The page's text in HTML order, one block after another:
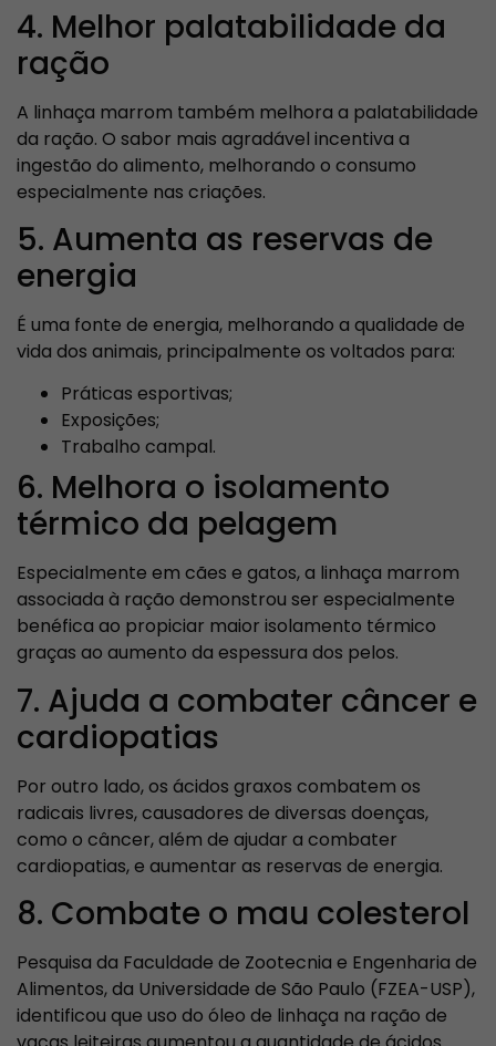
4. Melhor palatabilidade da
ração
A linhaça marrom também melhora a palatabilidade
da ração. O sabor mais agradável incentiva a
ingestão do alimento, melhorando o consumo
especialmente nas criações.
5. Aumenta as reservas de
energia
É uma fonte de energia, melhorando a qualidade de
vida dos animais, principalmente os voltados para:
Práticas esportivas;
Exposições;
Trabalho campal.
6. Melhora o isolamento
térmico da pelagem
Especialmente em cães e gatos, a linhaça marrom
associada à ração demonstrou ser especialmente
benéfica ao propiciar maior isolamento térmico
graças ao aumento da espessura dos pelos.
7. Ajuda a combater câncer e
cardiopatias
Por outro lado, os ácidos graxos combatem os
radicais livres, causadores de diversas doenças,
como o câncer, além de ajudar a combater
cardiopatias, e aumentar as reservas de energia.
8. Combate o mau colesterol
Pesquisa da Faculdade de Zootecnia e Engenharia de
Alimentos, da Universidade de São Paulo (FZEA-USP),
identificou que uso do óleo de linhaça na ração de